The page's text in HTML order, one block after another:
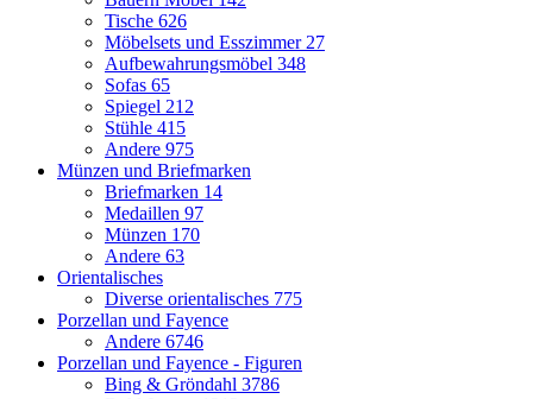
Tische 626
Möbelsets und Esszimmer 27
Aufbewahrungsmöbel 348
Sofas 65
Spiegel 212
Stühle 415
Andere 975
Münzen und Briefmarken
Briefmarken 14
Medaillen 97
Münzen 170
Andere 63
Orientalisches
Diverse orientalisches 775
Porzellan und Fayence
Andere 6746
Porzellan und Fayence - Figuren
Bing & Gröndahl 3786